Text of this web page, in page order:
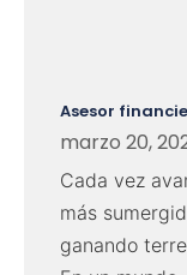
Asesor
marzo 20,
Cada vez
más
ganando